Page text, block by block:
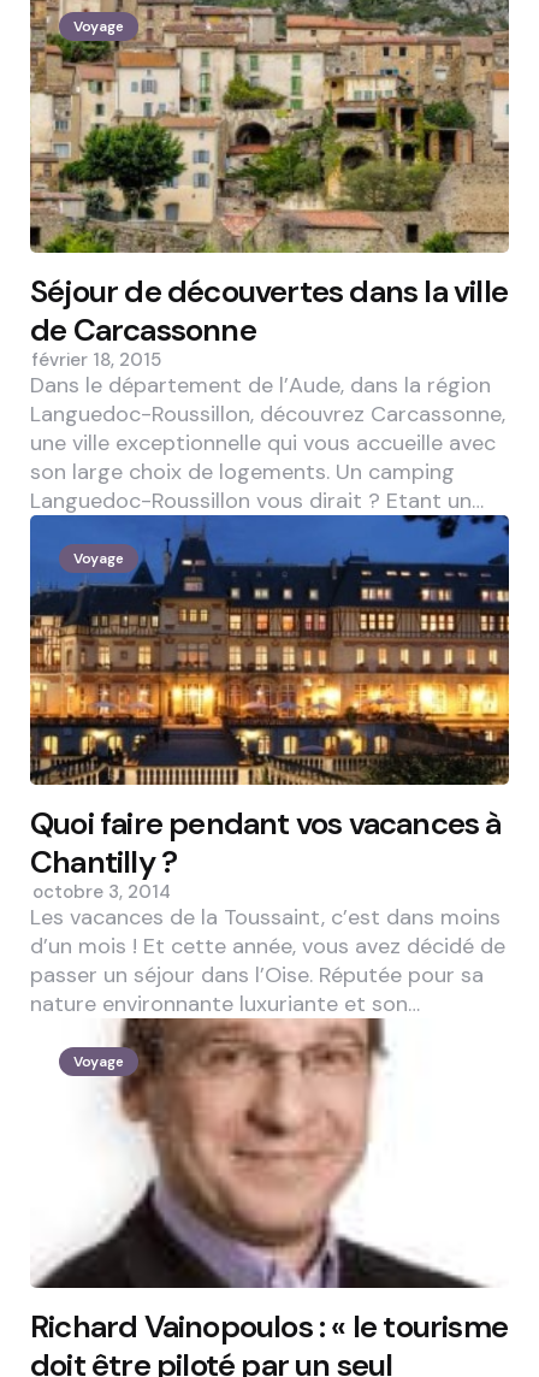
Voyage
Séjour de découvertes dans la ville
de Carcassonne
février 18, 2015
Dans le département de l’Aude, dans la région
Languedoc-Roussillon, découvrez Carcassonne,
une ville exceptionnelle qui vous accueille avec
son large choix de logements. Un camping
Languedoc-Roussillon vous dirait ? Etant un…
Voyage
Quoi faire pendant vos vacances à
Chantilly ?
octobre 3, 2014
Les vacances de la Toussaint, c’est dans moins
d’un mois ! Et cette année, vous avez décidé de
passer un séjour dans l’Oise. Réputée pour sa
nature environnante luxuriante et son…
Voyage
Richard Vainopoulos : « le tourisme
doit être piloté par un seul